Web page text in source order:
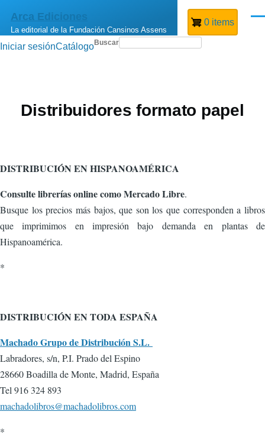
Arca Ediciones
La editorial de la Fundación Cansinos Assens
0 items
Menú
Iniciar sesiónCatálogoBuscar
Distribuidores formato papel
DISTRIBUCIÓN EN HISPANOAMÉRICA
Consulte librerías online como Mercado Libre.
Busque los precios más bajos, que son los que corresponden a libros
que imprimimos en impresión bajo demanda en plantas de
Hispanoamérica.
*
DISTRIBUCIÓN EN TODA ESPAÑA
Machado Grupo de Distribución S.L.
Labradores, s/n, P.I. Prado del Espino
28660 Boadilla de Monte, Madrid, España
Tel 916 324 893
machadolibros@machadolibros.com
*